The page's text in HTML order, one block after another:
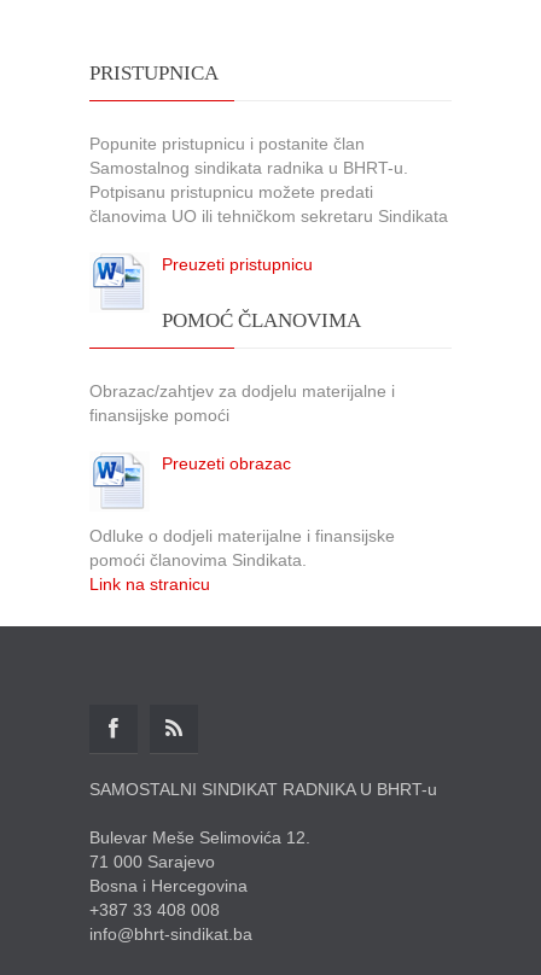
PRISTUPNICA
Popunite pristupnicu i postanite član
Samostalnog sindikata radnika u BHRT-u.
Potpisanu pristupnicu možete predati
članovima UO ili tehničkom sekretaru Sindikata
Preuzeti pristupnicu
POMOĆ ČLANOVIMA
Obrazac/zahtjev za dodjelu materijalne i
finansijske pomoći
Preuzeti obrazac
Odluke o dodjeli materijalne i finansijske
pomoći članovima Sindikata.
Link na stranicu
SAMOSTALNI SINDIKAT RADNIKA U BHRT-u
Bulevar Meše Selimovića 12.
71 000 Sarajevo
Bosna i Hercegovina
+387 33 408 008
info@bhrt-sindikat.ba